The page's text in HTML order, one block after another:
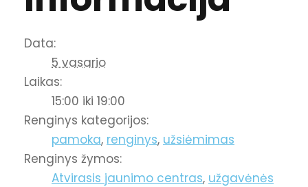
Data:
5 vasario
Laikas:
15:00 iki 19:00
Renginys kategorijos:
pamoka, renginys, užsiėmimas
Renginys žymos:
Atvirasis jaunimo centras, užgavėnės